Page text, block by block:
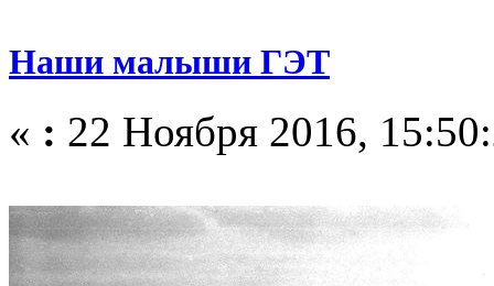
Наши малыши ГЭТ
« : 22 Ноября 2016,